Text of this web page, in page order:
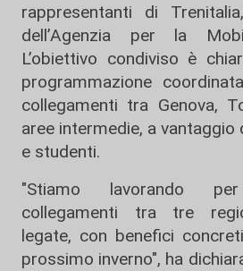
rappresentanti di
dell’Agenzia per la
L’obiettivo condiviso è
programmazione
collegamenti tra Genova,
aree intermedie, a
e studenti.
"Stiamo lavorando
collegamenti tra tre
legate, con benefici
prossimo inverno", ha